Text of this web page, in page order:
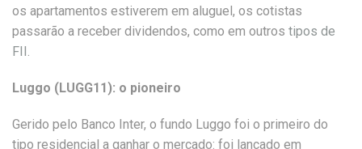
os apartamentos estiverem em aluguel, os cotistas
passarão a receber dividendos, como em outros tipos de
FII.
Luggo (LUGG11): o pioneiro
Gerido pelo Banco Inter, o fundo Luggo foi o primeiro do
tipo residencial a ganhar o mercado: foi lançado em